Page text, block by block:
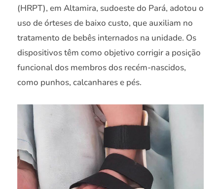
(HRPT), em Altamira, sudoeste do Pará, adotou o
uso de órteses de baixo custo, que auxiliam no
tratamento de bebês internados na unidade. Os
dispositivos têm como objetivo corrigir a posição
funcional dos membros dos recém-nascidos,
como punhos, calcanhares e pés.